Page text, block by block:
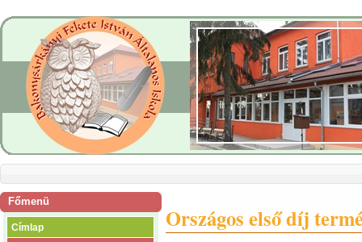
Főmenü
Címlap
Országos első díj